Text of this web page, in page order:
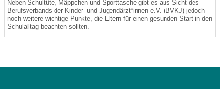
Neben Schultüte, Mäppchen und Sporttasche gibt es aus Sicht des
Berufsverbands der Kinder- und Jugendärzt*innen e.V. (BVKJ) jedoch
noch weitere wichtige Punkte, die Eltern für einen gesunden Start in den
Schulalltag beachten sollten.